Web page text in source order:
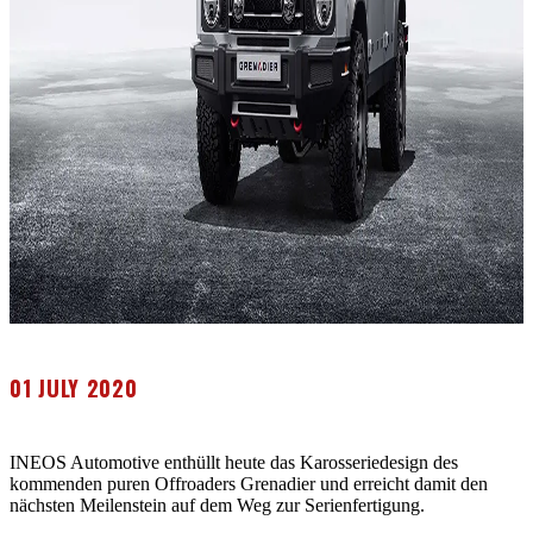
01 JULY 2020
INEOS Automotive enthüllt heute das Karosseriedesign des
kommenden puren Offroaders Grenadier und erreicht damit den
nächsten Meilenstein auf dem Weg zur Serienfertigung.